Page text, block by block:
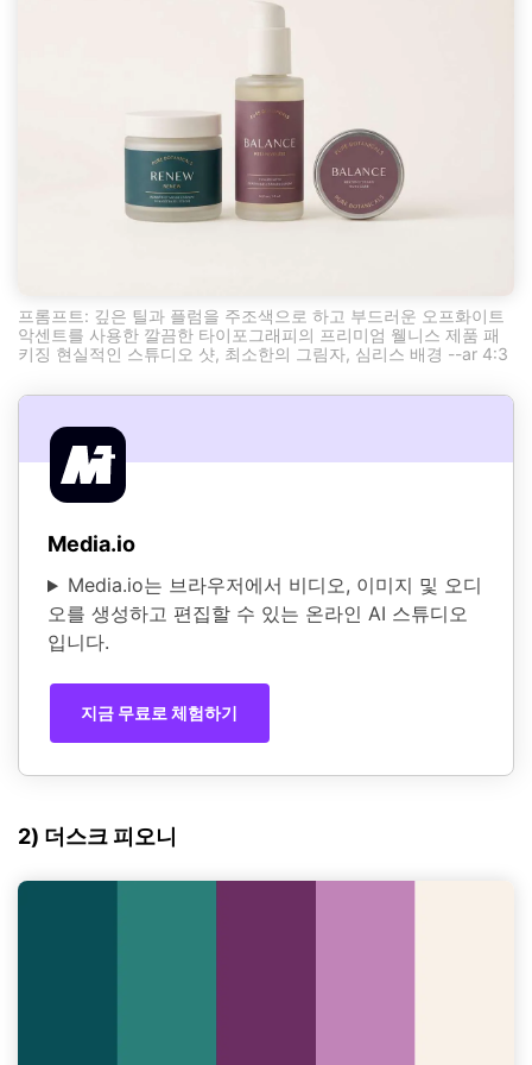
프롬프트: 깊은 틸과 플럼을 주조색으로 하고 부드러운 오프화이트
악센트를 사용한 깔끔한 타이포그래피의 프리미엄 웰니스 제품 패
키징 현실적인 스튜디오 샷, 최소한의 그림자, 심리스 배경 --ar 4:3
Media.io
Media.io는 브라우저에서 비디오, 이미지 및 오디
오를 생성하고 편집할 수 있는 온라인 AI 스튜디오
입니다.
지금 무료로 체험하기
2) 더스크 피오니